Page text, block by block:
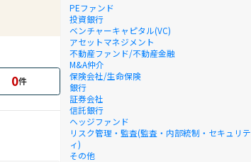
0件
PEファンド
投資銀行
ベンチャーキャピタル(VC)
アセットマネジメント
不動産ファンド/不動産金融
M&A仲介
保険会社/生命保険
銀行
証券会社
信託銀行
ヘッジファンド
リスク管理・監査(監査・内部統制・セキュリテ
ィ)
その他